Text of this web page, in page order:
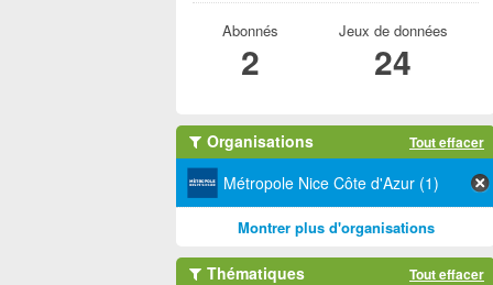
Abonnés
2
Jeux de données
24
Organisations Tout effacer
Métropole Nice Côte d'Azur (1)
Montrer plus d'organisations
Thématiques Tout effacer